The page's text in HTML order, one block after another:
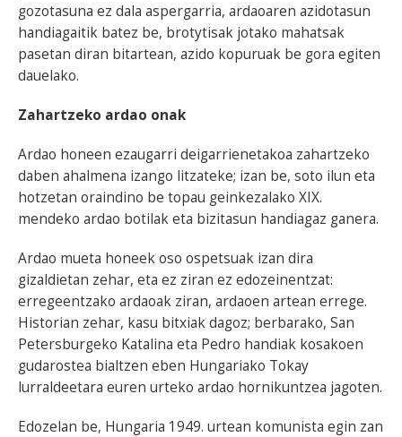
gozotasuna ez dala aspergarria, ardaoaren azidotasun
handiagaitik batez be, brotytisak jotako mahatsak
pasetan diran bitartean, azido kopuruak be gora egiten
dauelako.
Zahartzeko ardao onak
Ardao honeen ezaugarri deigarrienetakoa zahartzeko
daben ahalmena izango litzateke; izan be, soto ilun eta
hotzetan oraindino be topau geinkezalako XIX.
mendeko ardao botilak eta bizitasun handiagaz ganera.
Ardao mueta honeek oso ospetsuak izan dira
gizaldietan zehar, eta ez ziran ez edozeinentzat:
erregeentzako ardaoak ziran, ardaoen artean errege.
Historian zehar, kasu bitxiak dagoz; berbarako, San
Petersburgeko Katalina eta Pedro handiak kosakoen
gudarostea bialtzen eben Hungariako Tokay
lurraldeetara euren urteko ardao hornikuntzea jagoten.
Edozelan be, Hungaria 1949. urtean komunista egin zan